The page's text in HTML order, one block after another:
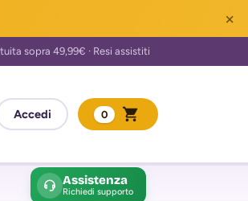
×
0
Assistenza
Richiedi supporto